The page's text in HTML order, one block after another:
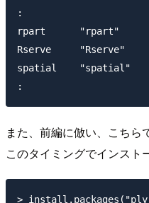
:
rpart      "rpart"      "/
Rserve
spatial    "spatial"
また、前編に倣い、こちら
このタイミングでインスト